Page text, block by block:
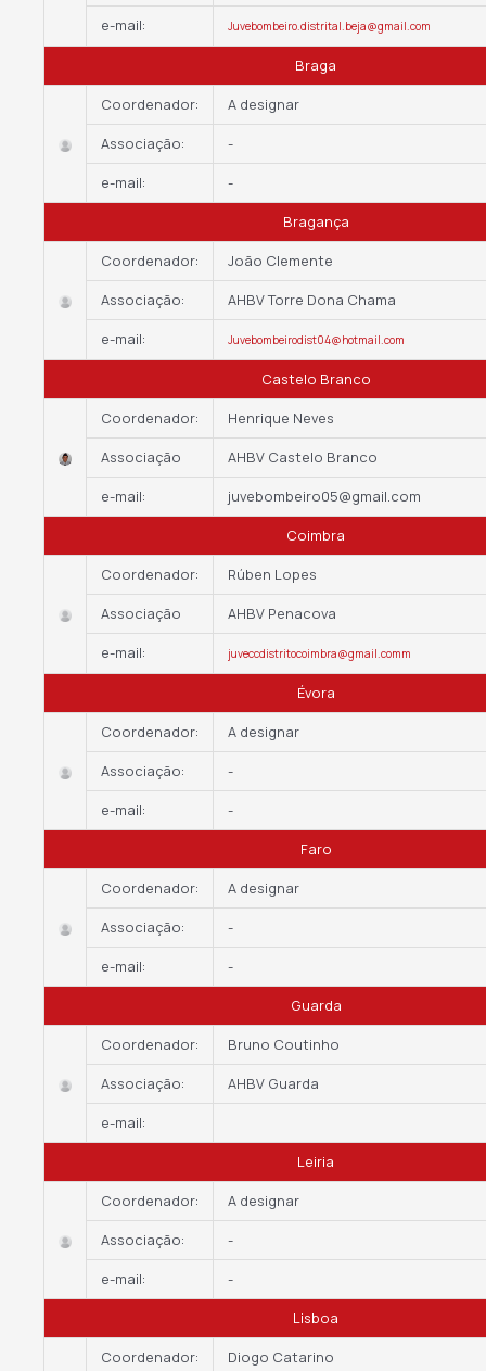
e-mail:
Juvebombeiro.distrital.beja@gmail.com
Braga
Coordenador:
A designar
Associação:
-
e-mail:
-
Bragança
Coordenador:
João Clemente
Associação:
AHBV Torre Dona Chama
e-mail:
Juvebombeirodist04@hotmail.com
Castelo Branco
Coordenador:
Henrique Neves
Associação
AHBV Castelo Branco
e-mail:
juvebombeiro05@gmail.com
Coimbra
Coordenador:
Rúben Lopes
Associação
AHBV Penacova
e-mail:
juveccdistritocoimbra@gmail.comm
Évora
Coordenador:
A designar
Associação:
-
e-mail:
-
Faro
Coordenador:
A designar
Associação:
-
e-mail:
-
Guarda
Coordenador:
Bruno Coutinho
Associação:
AHBV Guarda
e-mail:
Leiria
Coordenador:
A designar
Associação:
-
e-mail:
-
Lisboa
Coordenador:
Diogo Catarino